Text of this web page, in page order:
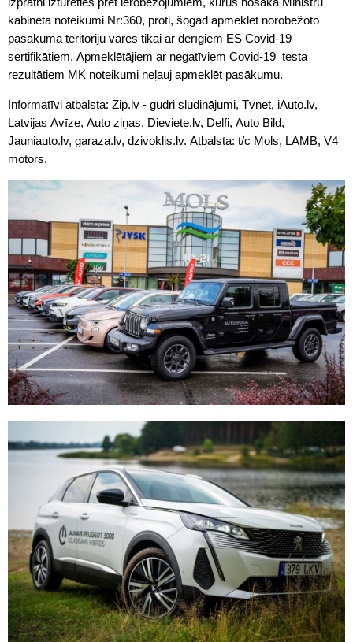
kabineta noteikumi Nr:360, proti, šogad apmeklēt norobežoto
pasākuma teritoriju varēs tikai ar derīgiem ES Covid-19
sertifikātiem. Apmeklētājiem ar negatīviem Covid-19 testa
rezultātiem MK noteikumi neļauj apmeklēt pasākumu.
Informatīvi atbalsta: Zip.lv - gudri sludinājumi, Tvnet, iAuto.lv,
Latvijas Avīze, Auto ziņas, Dieviete.lv, Delfi, Auto Bild,
Jauniauto.lv, garaza.lv, dzivoklis.lv. Atbalsta: t/c Mols, LAMB, V4
motors.